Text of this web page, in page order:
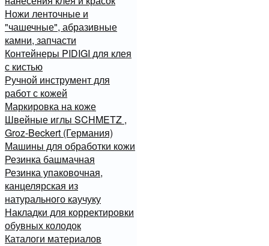
Ножи ленточные и
"чашечные", абразивные
камни, запчасти
Контейнеры PIDIGI для клея
с кистью
Ручной инструмент для
работ с кожей
Маркировка на коже
Швейные иглы SCHMETZ ,
Groz-Beckert (Германия)
Машины для обработки кожи
Резинка башмачная
Резинка упаковочная,
канцелярская из
натурального каучуку
Накладки для корректировки
обувных колодок
Каталоги материалов